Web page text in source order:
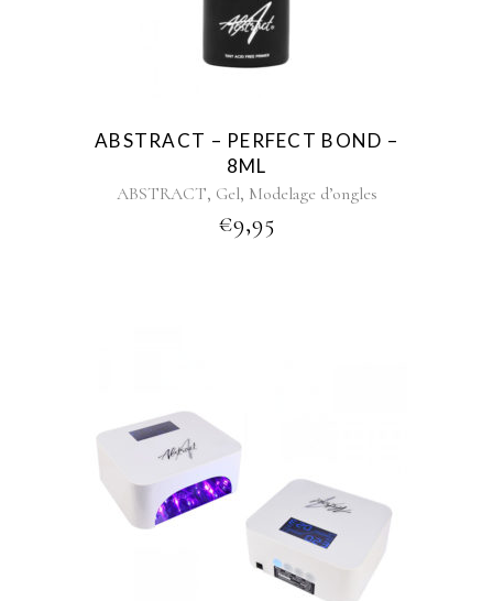
ABSTRACT – PERFECT BOND –
8ML
ABSTRACT, Gel, Modelage d’ongles
€9,95